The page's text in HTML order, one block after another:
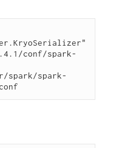
conf/spark-
spark/spark-